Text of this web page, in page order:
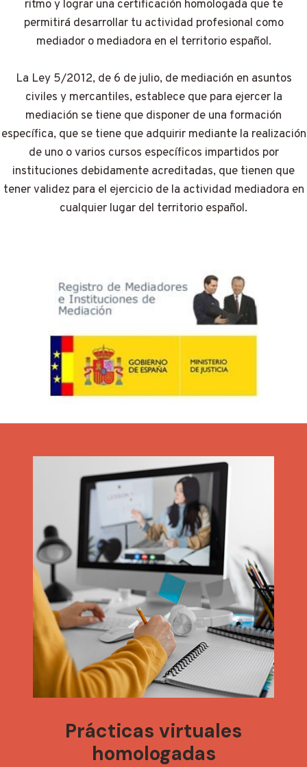
ritmo y lograr una certificación homologada que te
permitirá desarrollar tu actividad profesional como
mediador o mediadora en el territorio español.
La Ley 5/2012, de 6 de julio, de mediación en asuntos
civiles y mercantiles, establece que para ejercer la
mediación se tiene que disponer de una formación
específica, que se tiene que adquirir mediante la realización
de uno o varios cursos específicos impartidos por
instituciones debidamente acreditadas, que tienen que
tener validez para el ejercicio de la actividad mediadora en
cualquier lugar del territorio español.
Prácticas virtuales
homologadas